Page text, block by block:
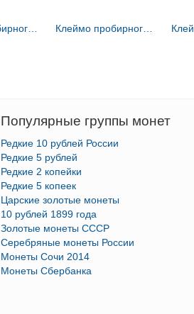
Популярные группы монет
Редкие 10 рублей России
Редкие 5 рублей
Редкие 2 копейки
Редкие 5 копеек
Царские золотые монеты
10 рублей 1899 года
Золотые монеты СССР
Серебряные монеты России
Монеты Сочи 2014
Монеты Сбербанка